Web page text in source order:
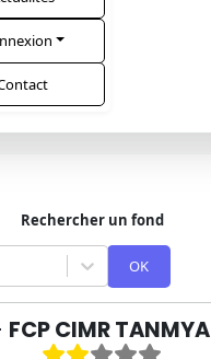
Rechercher un fond
OK
FCP CIMR TANMYA